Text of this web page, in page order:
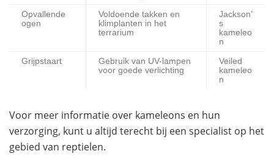
Opvallende
ogen
Voldoende takken en
klimplanten in het
terrarium
Jackson’
s
kameleo
n
Grijpstaart
Gebruik van UV-lampen
voor goede verlichting
Veiled
kameleo
n
Voor meer informatie over kameleons en hun
verzorging, kunt u altijd terecht bij een specialist op het
gebied van reptielen.